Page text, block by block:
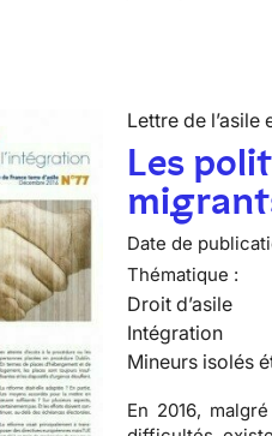
Lettre de l’asile
Les
Date de
Thématique :
Droit d’asile
Intégration
Mineurs isolés
En 2016,